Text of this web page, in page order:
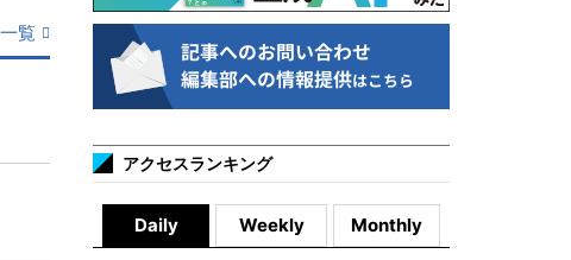
一覧
アクセスランキング
Daily Weekly Monthly